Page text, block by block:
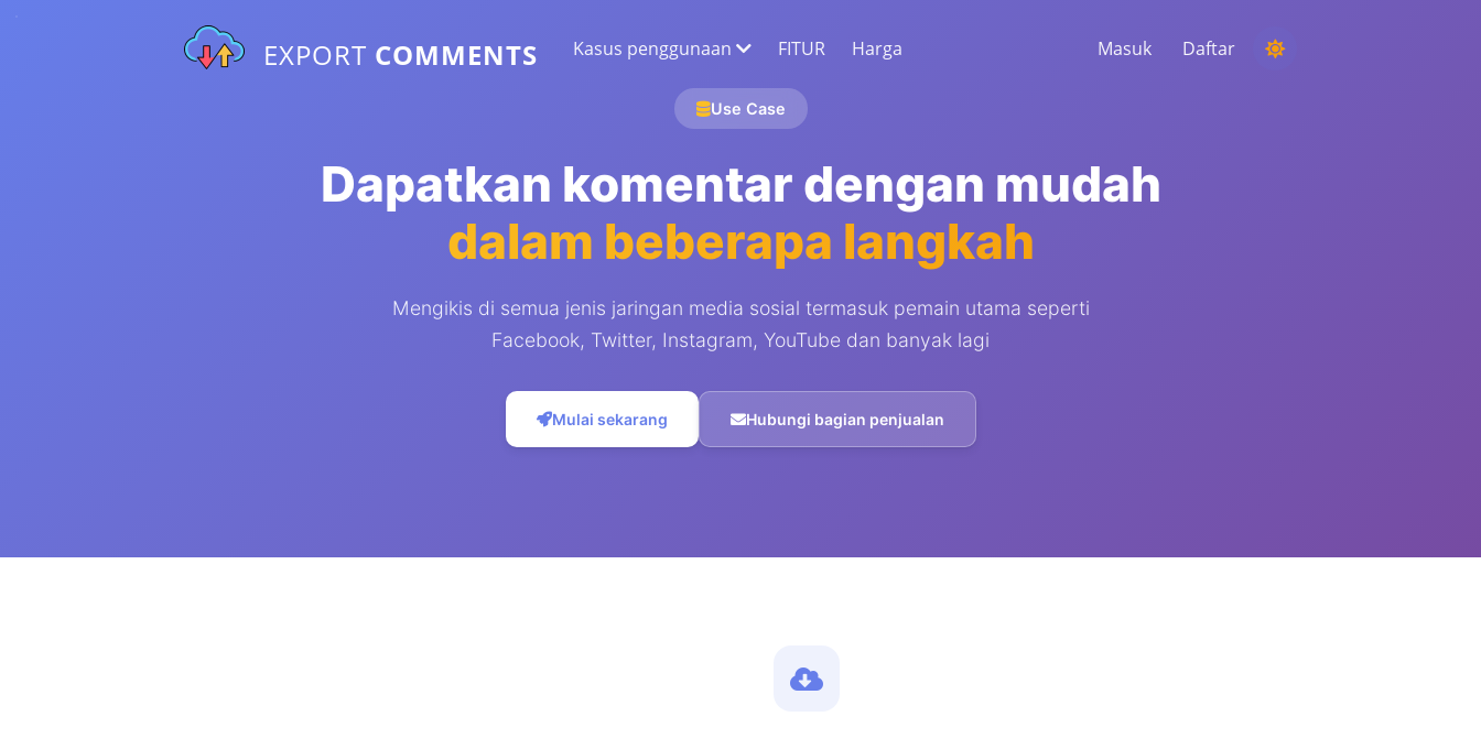
EXPORT COMMENTS Kasus penggunaan
EKSTRAKSI DATA WEB
ANALISIS SENTIMEN
Lakukan analisis sentimen pada komentar
dengan suka atau reaksi.
MENDENGARKAN & KECERDASAN
FITUR Harga Masuk Daftar
Use Case
Dapatkan komentar dengan mudah
dalam beberapa langkah
Mengikis di semua jenis jaringan media sosial termasuk pemain utama seperti
Facebook, Twitter, Instagram, YouTube dan banyak lagi
Mulai sekarang Hubungi bagian penjualan